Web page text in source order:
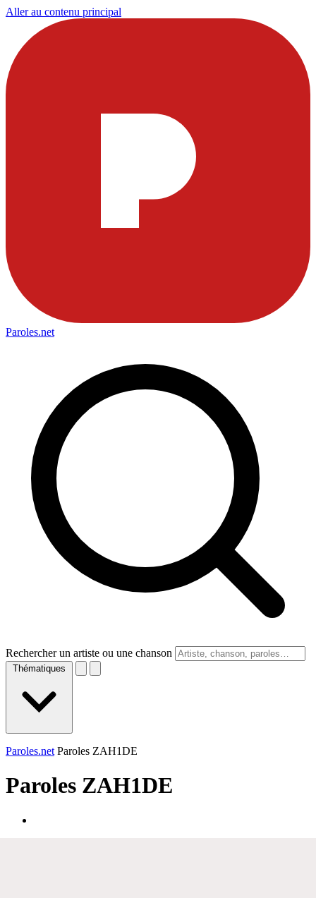
Aller au contenu principal
Paroles.net
Rechercher un artiste ou une chanson
Thématiques
Paroles.net Paroles ZAH1DE
Paroles ZAH1DE